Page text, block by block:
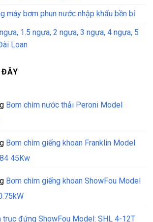
máy bơm phun nước nhập khẩu bền bỉ
1.5 ngựa, 2 ngựa, 3 ngựa, 4 ngựa, 5
Loan
ĐÂY
Bơm chìm nước thải Peroni Model
Bơm chìm giếng khoan Franklin Model
45Kw
Bơm chìm giếng khoan ShowFou Model
trục đứng ShowFou Model: SHL 4-12T